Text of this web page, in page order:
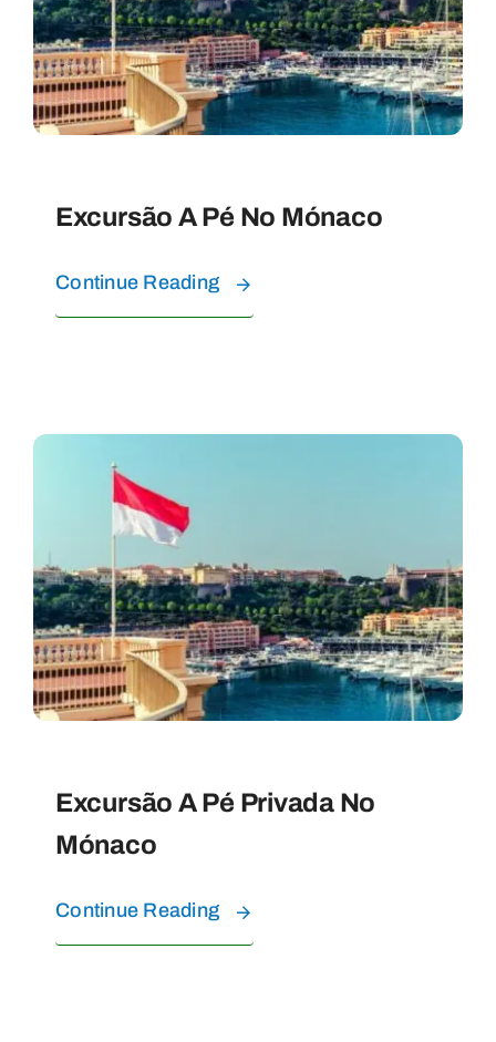
Excursão A Pé No Mónaco
Continue Reading
Excursão A Pé Privada No
Mónaco
Continue Reading